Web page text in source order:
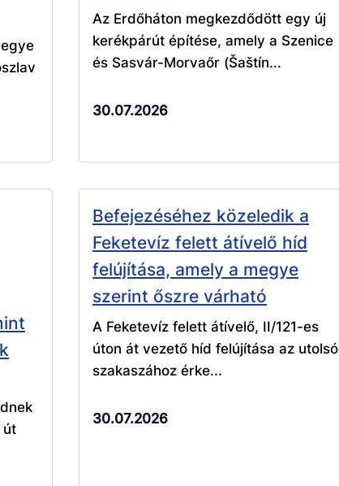
Az Erdőháton megkezdődött egy új
kerékpárút építése, amely a Szenice
és Sasvár-Morvaőr (Šaštín...
30.07.2026
út
Befejezéséhez közeledik a
Feketevíz felett átívelő híd
felújítása, amely a megye
szerint őszre várható
A Feketevíz felett átívelő, II/121-es
úton át vezető híd felújítása az utolsó
szakaszához érke...
30.07.2026